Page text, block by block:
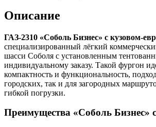
Описание
ГАЗ-2310 «Соболь Бизнес» с кузовом-
специализированный лёгкий
шасси Соболя с установленным
индивидуальному заказу. Такой фургон
компактность и функциональность,
городских, так и для загородных
гибкой погрузки.
Преимущества «Соболь Бизнес»